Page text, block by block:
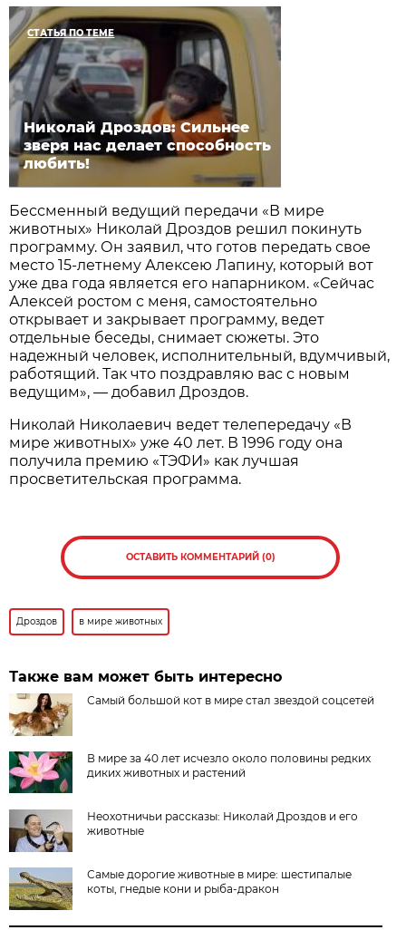
СТАТЬЯ ПО ТЕМЕ
Николай Дроздов: Сильнее
зверя нас делает способность
любить!
Бессменный ведущий передачи «В мире
животных» Николай Дроздов решил покинуть
программу. Он заявил, что готов передать свое
место 15-летнему Алексею Лапину, который вот
уже два года является его напарником. «Сейчас
Алексей ростом с меня, самостоятельно
открывает и закрывает программу, ведет
отдельные беседы, снимает сюжеты. Это
надежный человек, исполнительный, вдумчивый,
работящий. Так что поздравляю вас с новым
ведущим», — добавил Дроздов.
Николай Николаевич ведет телепередачу «В
мире животных» уже 40 лет. В 1996 году она
получила премию «ТЭФИ» как лучшая
просветительская программа.
ОСТАВИТЬ КОММЕНТАРИЙ (0)
Дроздов в мире животных
Также вам может быть интересно
Самый большой кот в мире стал звездой соцсетей
В мире за 40 лет исчезло около половины редких
диких животных и растений
Неохотничьи рассказы: Николай Дроздов и его
животные
Самые дорогие животные в мире: шестипалые
коты, гнедые кони и рыба-дракон